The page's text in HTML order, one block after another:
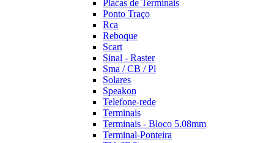
Placas de Terminais
Ponto Traço
Rca
Reboque
Scart
Sinal - Raster
Sma / CB / Pl
Solares
Speakon
Telefone-rede
Terminais
Terminais - Bloco 5.08mm
Terminal-Ponteira